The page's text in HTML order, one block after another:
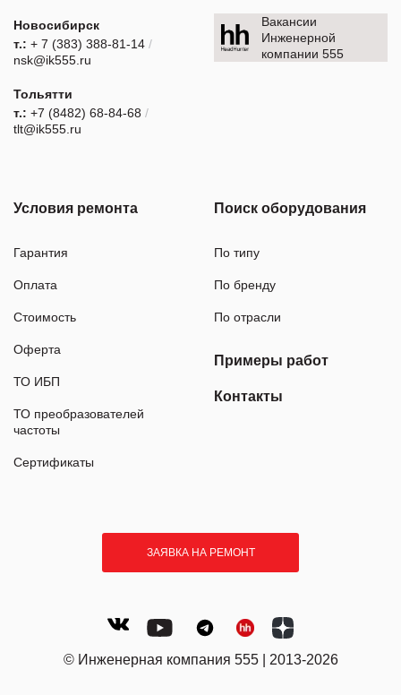
Новосибирск
т.: + 7 (383) 388-81-14 /
nsk@ik555.ru
Тольятти
т.: +7 (8482) 68-84-68 /
tlt@ik555.ru
Вакансии
Инженерной
компании 555
Условия ремонта
Гарантия
Оплата
Стоимость
Оферта
ТО ИБП
ТО преобразователей
частоты
Сертификаты
Поиск оборудования
По типу
По бренду
По отрасли
Примеры работ
Контакты
ЗАЯВКА НА РЕМОНТ
© Инженерная компания 555 | 2013-2026